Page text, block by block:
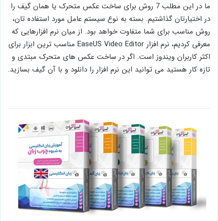
ما در این مطلب 7 روش برای ساخت عکس متحرک یا همان گیف را
در اختیارتان گذاشتیم. بسته به نوع سیستم عامل مورد استفاده تان،
روش مناسب برای شما متفاوت خواهد بود. از میان نرم افزارهایی که
معرفی کردیم، نرم افزار EaseUS Video Editor مناسب ترین ابزار برای
اکثر کاربران ویندوز است. اگر در ساخت عکس های متحرک مبتدی و
تازه کار هستید می توانید این نرم افزار را دانلود و با آن گیف بسازید.